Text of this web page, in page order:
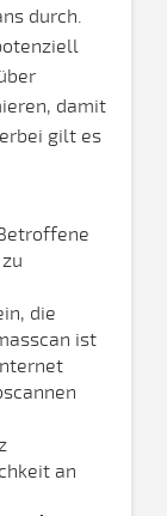
durch.
damit
gilt es
die
ist
an